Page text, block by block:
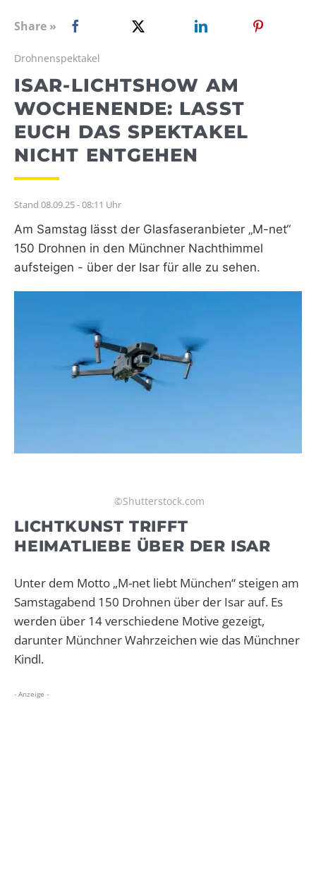
WEBRADIO
Share »
Drohnenspektakel
ISAR-LICHTSHOW AM
WOCHENENDE: LASST
EUCH DAS SPEKTAKEL
NICHT ENTGEHEN
Stand 08.09.25 - 08:11 Uhr
Am Samstag lässt der Glasfaseranbieter „M-net“
150 Drohnen in den Münchner Nachthimmel
aufsteigen - über der Isar für alle zu sehen.
©Shutterstock.com
LICHTKUNST TRIFFT
HEIMATLIEBE ÜBER DER ISAR
Unter dem Motto „M-net liebt München“ steigen am
Samstagabend 150 Drohnen über der Isar auf. Es
werden über 14 verschiedene Motive gezeigt,
darunter Münchner Wahrzeichen wie das Münchner
Kindl.
- Anzeige -